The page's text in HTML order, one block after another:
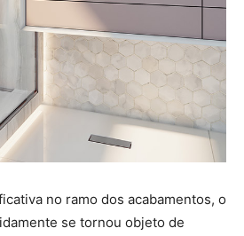
no ramo dos acabamentos, o
se tornou objeto de